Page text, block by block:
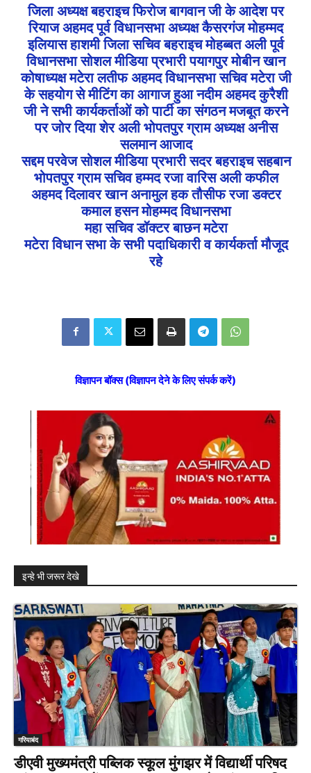
जिला अध्यक्ष बहराइच फिरोज बागवान जी के आदेश पर
रियाज अहमद पूर्व विधानसभा अध्यक्ष कैसरगंज मोहम्मद
इलियास हाशमी जिला सचिव बहराइच मोहब्बत अली पूर्व
विधानसभा सोशल मीडिया प्रभारी पयागपुर मोबीन खान
कोषाध्यक्ष मटेरा लतीफ अहमद विधानसभा सचिव मटेरा जी
के सहयोग से मीटिंग का आगाज हुआ नदीम अहमद कुरैशी
जी ने सभी कार्यकर्ताओं को पार्टी का संगठन मजबूत करने
पर जोर दिया शेर अली भोपतपुर ग्राम अध्यक्ष अनीस
सलमान आजाद
सद्दम परवेज सोशल मीडिया प्रभारी सदर बहराइच सहबान
भोपतपुर ग्राम सचिव हम्मद रजा वारिस अली कफील
अहमद दिलावर खान अनामुल हक तौसीफ रजा डक्टर
कमाल हसन मोहम्मद विधानसभा
महा सचिव डॉक्टर बाछन मटेरा
मटेरा विधान सभा के सभी पदाधिकारी व कार्यकर्ता मौजूद
रहे
विज्ञापन बॉक्स (विज्ञापन देने के लिए संपर्क करें)
इन्हे भी जरूर देखे
गरियाबंद
डीएवी मुख्यमंत्री पब्लिक स्कूल मुंगझर में विद्यार्थी परिषद